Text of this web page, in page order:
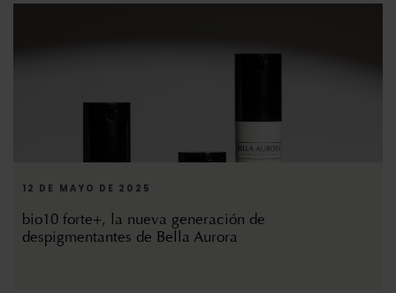
12 DE MAYO DE 2025
bio10 forte+, la nueva generación de
despigmentantes de Bella Aurora